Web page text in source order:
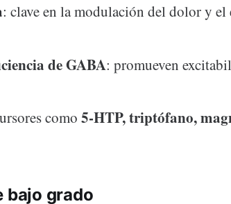
: clave en la modulación del dolor y el
de GABA: promueven
como5-HTP, triptófano,
bajo grado